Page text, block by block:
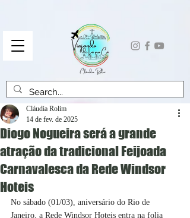
Diogo Nogueira será a grande
atração da tradicional Feijoada
Carnavalesca da Rede Windsor
Hoteis
Cláudia Rolim
14 de fev. de 2025
No sábado (01/03), aniversário do Rio de
Janeiro, a Rede Windsor Hoteis entra na folia